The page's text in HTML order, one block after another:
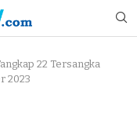
22 Tersangka
2023